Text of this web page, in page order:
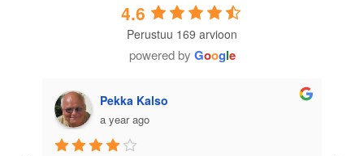
4.6
Perustuu 169 arvioon
powered by Google
Pekka Kalso
a year ago